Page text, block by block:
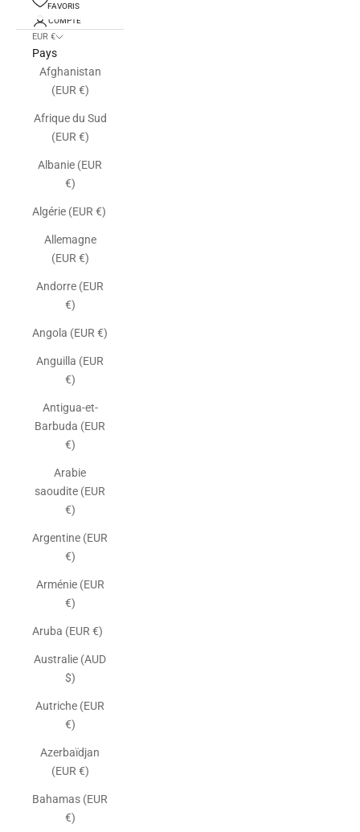
FAVORIS
COMPTE
EUR €
Pays
Afghanistan
(EUR €)
Afrique du Sud
(EUR €)
Albanie (EUR
€)
Algérie (EUR €)
Allemagne
(EUR €)
Andorre (EUR
€)
Angola (EUR €)
Anguilla (EUR
€)
Antigua-et-
Barbuda (EUR
€)
Arabie
saoudite (EUR
€)
Argentine (EUR
€)
Arménie (EUR
€)
Aruba (EUR €)
Australie (AUD
$)
Autriche (EUR
€)
Azerbaïdjan
(EUR €)
Bahamas (EUR
€)